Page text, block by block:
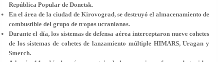
República Popular de Donetsk.
En el área de la ciudad de Kirovograd, se destruyó el almacenamiento de
combustible del grupo de tropas ucranianas.
Durante el día, los sistemas de defensa aérea interceptaron nueve cohetes
de los sistemas de cohetes de lanzamiento múltiple HIMARS, Uragan y
Smerch.